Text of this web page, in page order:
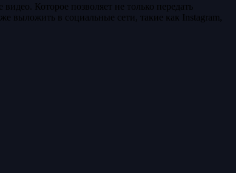
Которое позволяет не только передать
выложить в социальные сети, такие как Instagram,